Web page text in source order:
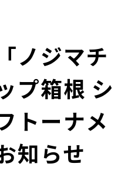
（直营
环境基
机械校
社会福
JCG业
ノジマチ
プ箱根 シ
トーナメ
知らせ